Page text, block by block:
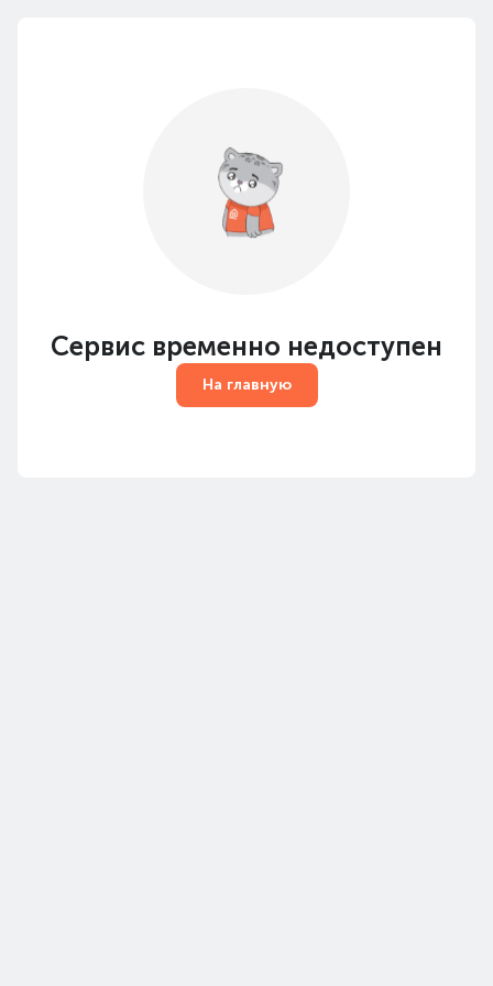
Сервис временно недоступен
На главную